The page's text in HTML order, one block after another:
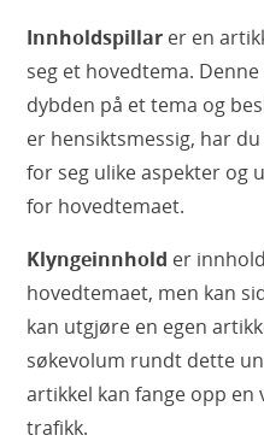
Innholdspillar er en
seg et hovedtema.
dybden på et tema og
er hensiktsmessig, har
for seg ulike aspekter og
for hovedtemaet.
Klyngeinnhold er
hovedtemaet, men kan
kan utgjøre en egen
søkevolum rundt dette
artikkel kan fange opp en
trafikk.